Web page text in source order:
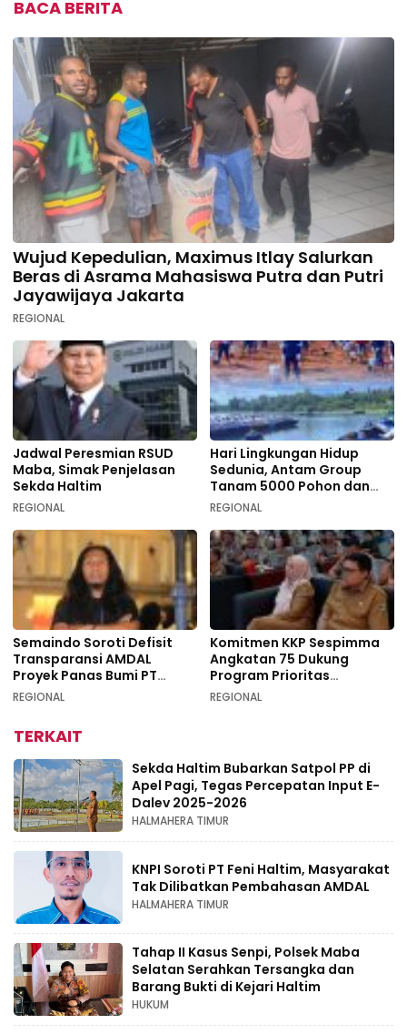
BACA BERITA
Wujud Kepedulian, Maximus Itlay Salurkan
Beras di Asrama Mahasiswa Putra dan Putri
Jayawijaya Jakarta
REGIONAL
Jadwal Peresmian RSUD
Maba, Simak Penjelasan
Sekda Haltim
REGIONAL
Hari Lingkungan Hidup
Sedunia, Antam Group
Tanam 5000 Pohon dan
Aksi Bersih di Sofifi
REGIONAL
Semaindo Soroti Defisit
Transparansi AMDAL
Proyek Panas Bumi PT
Geodipa Energi di
REGIONAL
Komitmen KKP Sespimma
Angkatan 75 Dukung
Program Prioritas
Swasembada Pangan
REGIONAL
TERKAIT
Sekda Haltim Bubarkan Satpol PP di
Apel Pagi, Tegas Percepatan Input E-
Dalev 2025-2026
HALMAHERA TIMUR
KNPI Soroti PT Feni Haltim, Masyarakat
Tak Dilibatkan Pembahasan AMDAL
HALMAHERA TIMUR
Tahap II Kasus Senpi, Polsek Maba
Selatan Serahkan Tersangka dan
Barang Bukti di Kejari Haltim
HUKUM